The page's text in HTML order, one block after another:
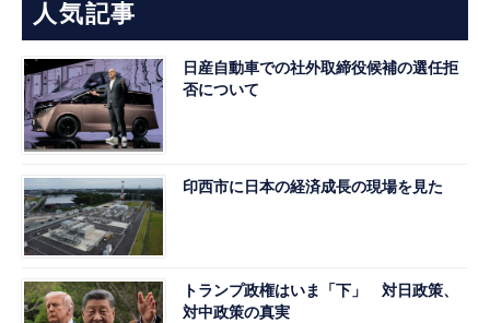
人気記事
日産自動車での社外取締役候補の選任拒
否について
印西市に日本の経済成長の現場を見た
トランプ政権はいま「下」 対日政策、
対中政策の真実